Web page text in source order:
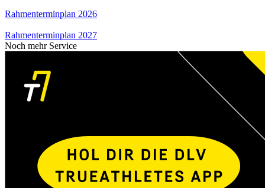
Rahmenterminplan 2026
Rahmenterminplan 2027
Noch mehr Service